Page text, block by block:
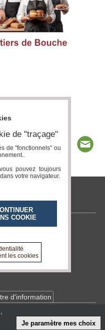
d'information
Je paramètre mes choix
de "traçage"
de "fonctionnels" ou
pouvez toujours
votre navigateur.
COOKIE
les cookies